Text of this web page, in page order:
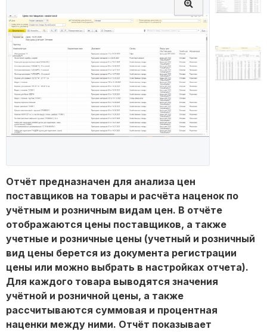
Отчёт предназначен для анализа цен
поставщиков на товары и расчёта наценок по
учётным и розничным видам цен. В отчёте
отображаются цены поставщиков, а также
учетные и розничные цены (учетный и розничный
вид цены берется из документа регистрации
цены или можно выбрать в настройках отчета).
Для каждого товара выводятся значения
учётной и розничной цены, а также
рассчитываются суммовая и процентная
наценки между ними. Отчёт показывает